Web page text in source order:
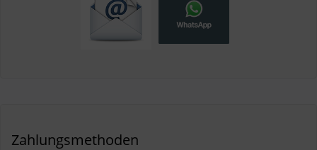
Zahlungsmethoden